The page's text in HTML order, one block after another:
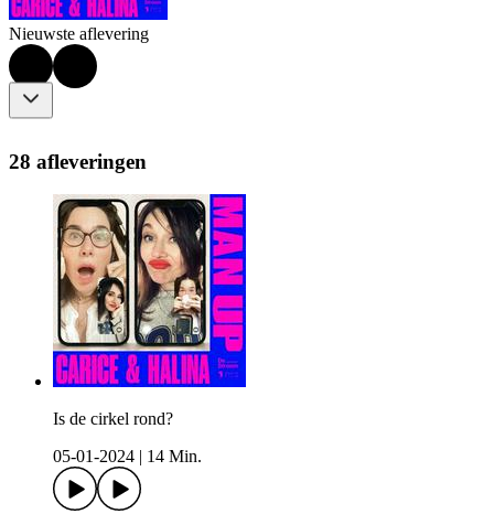
Nieuwste aflevering
28 afleveringen
Is de cirkel rond?
05-01-2024
14 Min.